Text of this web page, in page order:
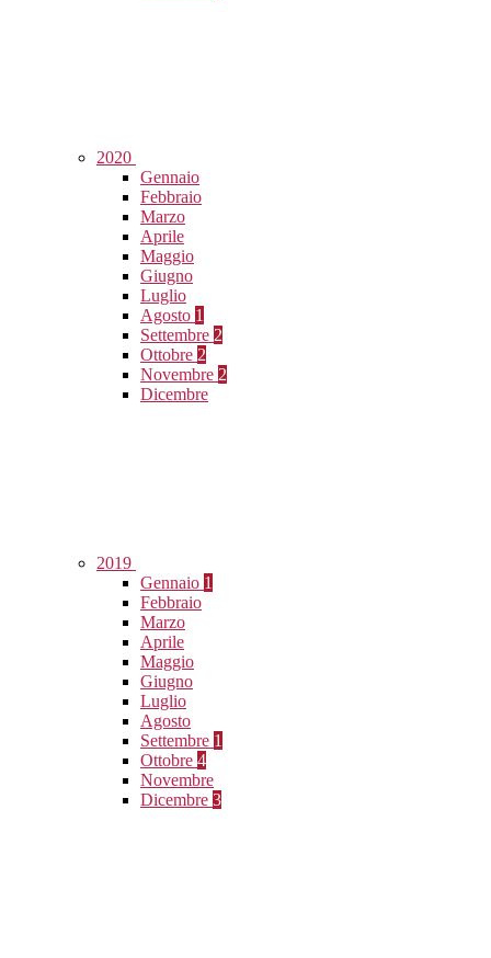
2020
Gennaio
Febbraio
Marzo
Aprile
Maggio
Giugno
Luglio
Agosto 1
Settembre 2
Ottobre 2
Novembre 2
Dicembre
2019
Gennaio 1
Febbraio
Marzo
Aprile
Maggio
Giugno
Luglio
Agosto
Settembre 1
Ottobre 4
Novembre
Dicembre 3